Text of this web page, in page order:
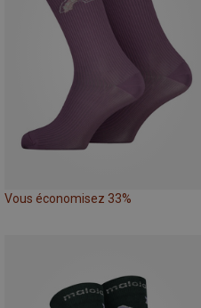
Vous économisez 33%